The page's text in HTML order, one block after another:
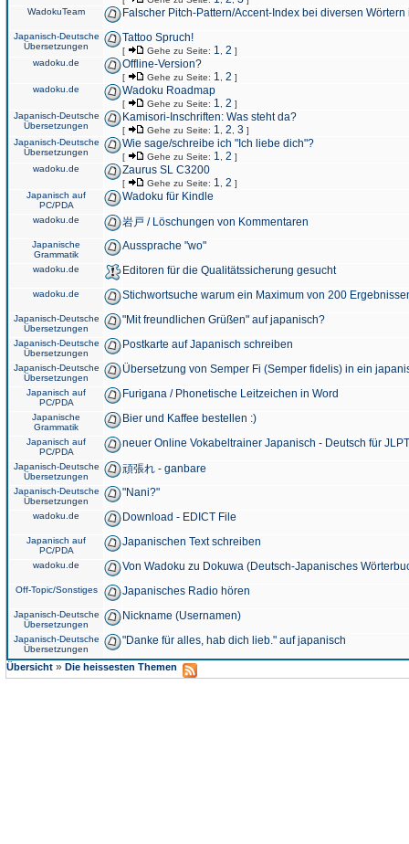
WadokuTeam
Falscher Pitch-Pattern/Accent-Index bei diversen
Japanisch-Deutsche
Übersetzungen
Tattoo Spruch!
[ Gehe zu Seite: 1 2 ]
wadoku.de
Offline-Version?
[ Gehe zu Seite: 1 2 ]
wadoku.de
Wadoku Roadmap
[ Gehe zu Seite: 1 2 ]
Japanisch-Deutsche
Übersetzungen
Kamisori-Inschriften: Was steht da?
[ Gehe zu Seite: 1 2 3 ]
Japanisch-Deutsche
Übersetzungen
Wie sage/schreibe ich "Ich liebe dich"?
[ Gehe zu Seite: 1 2 ]
wadoku.de
Zaurus SL C3200
[ Gehe zu Seite: 1 2 ]
Japanisch auf
PC/PDA
Wadoku für Kindle
wadoku.de 岩戸 / Löschungen von Kommentaren
Japanische
Grammatik
Aussprache "wo"
wadoku.de Editoren für die Qualitätssicherung gesucht
wadoku.de Stichwortsuche warum ein Maximum von 200
Japanisch-Deutsche
Übersetzungen
"Mit freundlichen Grüßen" auf japanisch?
Japanisch-Deutsche
Übersetzungen
Postkarte auf Japanisch schreiben
Japanisch-Deutsche
Übersetzungen
Übersetzung von Semper Fi (Semper fidelis) in ein
Japanisch auf
PC/PDA
Furigana / Phonetische Leitzeichen in Word
Japanische
Grammatik
Bier und Kaffee bestellen :)
Japanisch auf
PC/PDA
neuer Online Vokabeltrainer Japanisch - Deutsch für
Japanisch-Deutsche
Übersetzungen
頑張れ - ganbare
Japanisch-Deutsche
Übersetzungen
"Nani?"
wadoku.de Download - EDICT File
Japanisch auf
PC/PDA
Japanischen Text schreiben
wadoku.de Von Wadoku zu Dokuwa (Deutsch-Japanisches
Off-Topic/Sonstiges Japanisches Radio hören
Japanisch-Deutsche
Übersetzungen
Nickname (Usernamen)
Japanisch-Deutsche
Übersetzungen
"Danke für alles, hab dich lieb." auf japanisch
Übersicht » Die heissesten Themen